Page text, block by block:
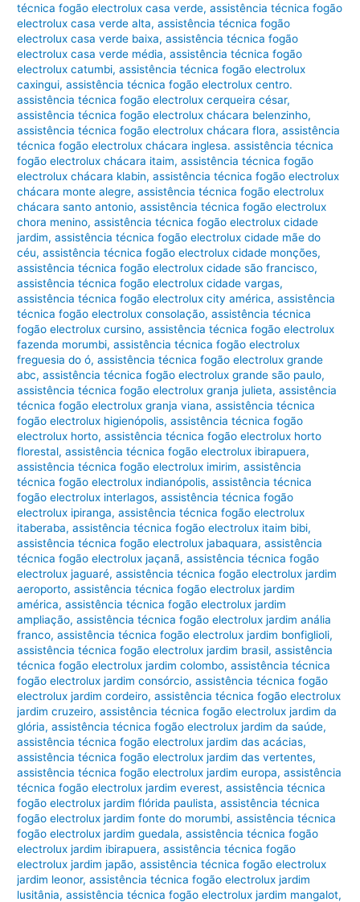
técnica fogão electrolux casa verde,assistência técnica fogão
electrolux casa verde alta,assistência técnica fogão
electrolux casa verde baixa,assistência técnica fogão
electrolux casa verde média,assistência técnica fogão
electrolux catumbi,assistência técnica fogão electrolux
caxingui,assistência técnica fogão electrolux centro.
assistência técnica fogão electrolux cerqueira césar,
assistência técnica fogão electrolux chácara belenzinho,
assistência técnica fogão electrolux chácara flora,assistência
técnica fogão electrolux chácara inglesa. assistência técnica
fogão electrolux chácara itaim,assistência técnica fogão
electrolux chácara klabin,assistência técnica fogão electrolux
chácara monte alegre,assistência técnica fogão electrolux
chácara santo antonio,assistência técnica fogão electrolux
chora menino,assistência técnica fogão electrolux cidade
jardim,assistência técnica fogão electrolux cidade mãe do
céu,assistência técnica fogão electrolux cidade monções,
assistência técnica fogão electrolux cidade são francisco,
assistência técnica fogão electrolux cidade vargas,
assistência técnica fogão electrolux city américa,assistência
técnica fogão electrolux consolação,assistência técnica
fogão electrolux cursino,assistência técnica fogão electrolux
fazenda morumbi,assistência técnica fogão electrolux
freguesia do ó,assistência técnica fogão electrolux grande
abc,assistência técnica fogão electrolux grande são paulo,
assistência técnica fogão electrolux granja julieta,assistência
técnica fogão electrolux granja viana,assistência técnica
fogão electrolux higienópolis,assistência técnica fogão
electrolux horto,assistência técnica fogão electrolux horto
florestal,assistência técnica fogão electrolux ibirapuera,
assistência técnica fogão electrolux imirim,assistência
técnica fogão electrolux indianópolis,assistência técnica
fogão electrolux interlagos,assistência técnica fogão
electrolux ipiranga,assistência técnica fogão electrolux
itaberaba,assistência técnica fogão electrolux itaim bibi,
assistência técnica fogão electrolux jabaquara,assistência
técnica fogão electrolux jaçanã,assistência técnica fogão
electrolux jaguaré,assistência técnica fogão electrolux jardim
aeroporto,assistência técnica fogão electrolux jardim
américa,assistência técnica fogão electrolux jardim
ampliação,assistência técnica fogão electrolux jardim anália
franco,assistência técnica fogão electrolux jardim bonfiglioli,
assistência técnica fogão electrolux jardim brasil,assistência
técnica fogão electrolux jardim colombo,assistência técnica
fogão electrolux jardim consórcio,assistência técnica fogão
electrolux jardim cordeiro,assistência técnica fogão electrolux
jardim cruzeiro,assistência técnica fogão electrolux jardim da
glória,assistência técnica fogão electrolux jardim da saúde,
assistência técnica fogão electrolux jardim das acácias,
assistência técnica fogão electrolux jardim das vertentes,
assistência técnica fogão electrolux jardim europa,assistência
técnica fogão electrolux jardim everest,assistência técnica
fogão electrolux jardim flórida paulista,assistência técnica
fogão electrolux jardim fonte do morumbi,assistência técnica
fogão electrolux jardim guedala,assistência técnica fogão
electrolux jardim ibirapuera,assistência técnica fogão
electrolux jardim japão,assistência técnica fogão electrolux
jardim leonor,assistência técnica fogão electrolux jardim
lusitânia,assistência técnica fogão electrolux jardim mangalot,